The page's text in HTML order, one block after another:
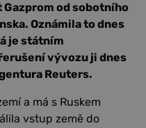
od sobotního
Oznámila to dnes
je státním
vývozu ji dnes
Reuters.
a má s Ruskem
vstup země do